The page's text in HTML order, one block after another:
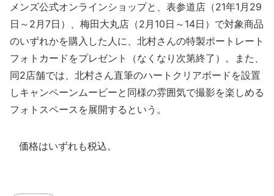
メンズ公式オンラインショップと、表参道店（21年1月29
日～2月7日）、梅田大丸店（2月10日～14日）で対象商品
のいずれかを購入した人に、北村さんの特製ポートレート
フォトカードをプレゼント（なくなり次第終了）。また、
同2店舗では、北村さん直筆のハートクリアボードを設置
しキャンペーンムービーと同様の雰囲気で撮影を楽しめる
フォトスペースを展開するという。
価格はいずれも税込。